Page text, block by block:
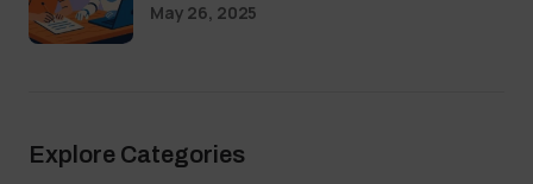
May 26, 2025
Explore Categories